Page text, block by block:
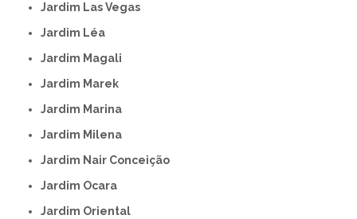
Jardim Las Vegas
Jardim Léa
Jardim Magali
Jardim Marek
Jardim Marina
Jardim Milena
Jardim Nair Conceição
Jardim Ocara
Jardim Oriental